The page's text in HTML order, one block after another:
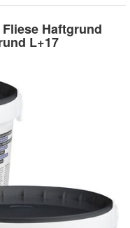
Haftgrund
L+17